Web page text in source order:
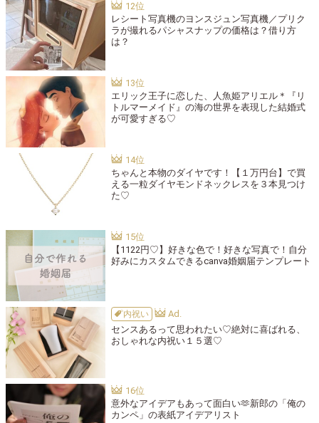
レシート写真機のヨンスジュン写真機／プリク
ラが撮れるパシャスナップの価格は？借り方
は？
エリック王子に恋した、人魚姫アリエル＊『リ
トルマーメイド』の海の世界を表現した結婚式
が可愛すぎる♡
ちゃんと本物のダイヤです！【１万円台】で買
える一粒ダイヤモンドネックレスを３本見つけ
た♡
【1122円♡】好きな色で！好きな写真で！自分
好みにカスタムできるcanva婚姻届テンプレート
内祝い
センスあるって思われたい♡絶対に喜ばれる、
おしゃれな内祝い１５選♡
意外なアイデアもあって面白い🫶新郎の「俺の
カンペ」の表紙アイデアリスト